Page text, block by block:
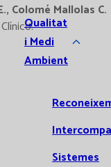
Qualitat
i Medi
Ambient
Sistemes
Colomé Mallolas C.